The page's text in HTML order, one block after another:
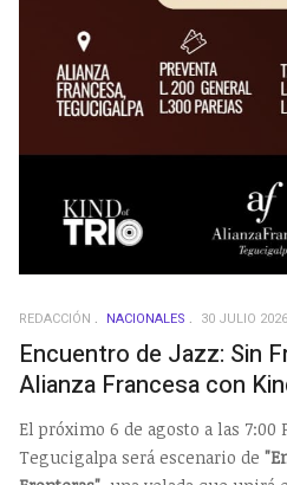
REDACCIÓN NACIONALES 30 JULIO 2026
Encuentro de Jazz: Sin
Alianza Francesa con
El próximo 6 de agosto a las 7:00
Tegucigalpa será escenario de